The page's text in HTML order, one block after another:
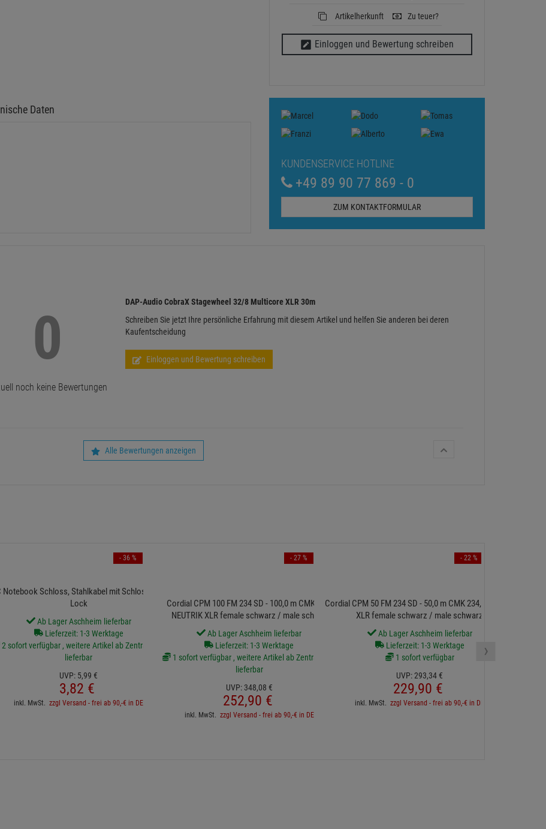
Artikelherkunft Zu teuer?
Einloggen und Bewertung schreiben
Daten
KUNDENSERVICE HOTLINE
+49 89 90 77 869 - 0
ZUM KONTAKTFORMULAR
0
noch keine Bewertungen
DAP-Audio CobraX Stagewheel 32/8 Multicore XLR 30m
Schreiben Sie jetzt Ihre persönliche Erfahrung mit diesem Artikel und helfen Sie anderen bei deren
Kaufentscheidung
Einloggen und Bewertung schreiben
Alle Bewertungen anzeigen
Notebook Schloss, Stahlkabel mit Schloss, Key
Lock
Ab Lager Aschheim lieferbar
Lieferzeit: 1-3 Werktage
2 sofort verfügbar , weitere Artikel ab Zentrallager
lieferbar
UVP: 5,99 €
3,82 €
inkl. MwSt. zzgl Versand - frei ab 90,-€ in DE
- 36 %
Cordial CPM 100 FM 234 SD - 100,0 m CMK 234,
NEUTRIK XLR female schwarz / male schwar
Ab Lager Aschheim lieferbar
Lieferzeit: 1-3 Werktage
1 sofort verfügbar , weitere Artikel ab Zentrallager
lieferbar
UVP: 348,08 €
252,90 €
inkl. MwSt. zzgl Versand - frei ab 90,-€ in DE
- 27 %
Cordial CPM 50 FM 234 SD - 50,0 m CMK 234, NEUTRIK
XLR female schwarz / male schwarz
Ab Lager Aschheim lieferbar
Lieferzeit: 1-3 Werktage
1 sofort verfügbar
UVP:293,34€
229,90 €
inkl. MwSt. zzgl Versand - frei ab 90,-€ in DE
- 22 %
›